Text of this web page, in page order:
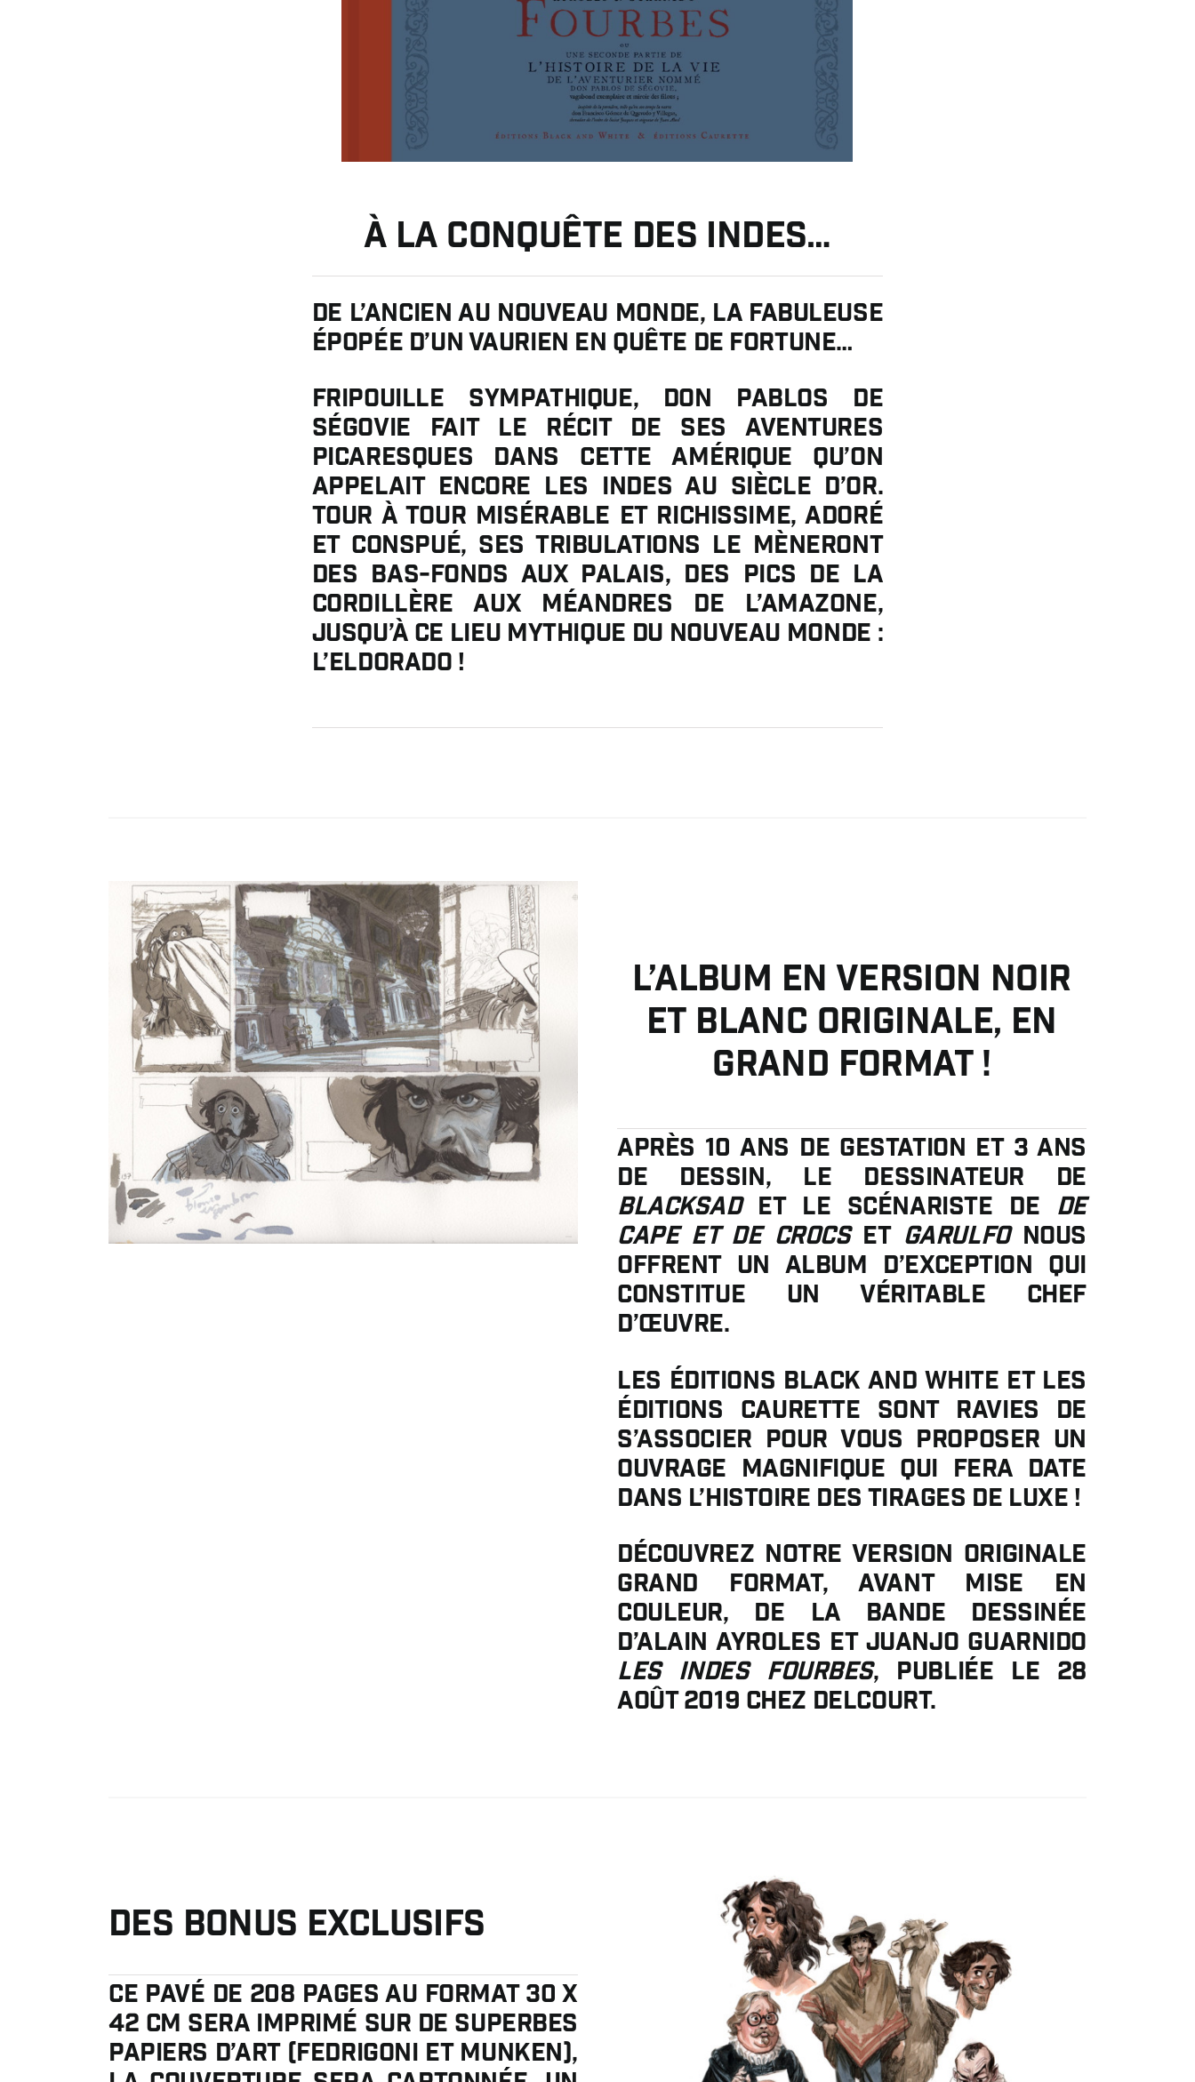
À la conquête des Indes…
De l’ancien au Nouveau Monde, la fabuleuse
épopée d’un vaurien en quête de fortune…
Fripouille sympathique, Don Pablos de
Ségovie fait le récit de ses aventures
picaresques dans cette Amérique qu’on
appelait encore les Indes au siècle d’or.
Tour à tour misérable et richissime, adoré
et conspué, ses tribulations le mèneront
des bas-fonds aux palais, des pics de la
Cordillère aux méandres de l’Amazone,
jusqu’à ce lieu mythique du Nouveau Monde :
l’Eldorado !
L’album en version Noir
et Blanc originale, en
Grand Format !
Après 10 ans de gestation et 3 ans
de dessin, le dessinateur de
Blacksadet le scénariste de De
Cape et de Crocs et Garulfo nous
offrent un album d’exception qui
constitue un véritable chef
d’œuvre.
Les Éditions Black and White et les
Éditions Caurette sont ravies de
s’associer pour vous proposer un
ouvrage magnifique qui fera date
dans l’histoire des tirages de luxe !
Découvrez notre version originale
grand format, avant mise en
couleur, de la bande dessinée
d’Alain Ayroles et Juanjo Guarnido
Les Indes fourbes, publiée le 28
août 2019 chez Delcourt.
Des bonus exclusifs
Ce pavé de 208 pages au format 30 x
42 cm sera imprimé sur de superbes
papiers d’art (Fedrigoni et Munken),